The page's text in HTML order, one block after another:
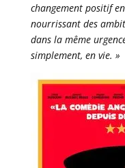
changement positif
nourrissant des
dans la même
simplement, en vie. »